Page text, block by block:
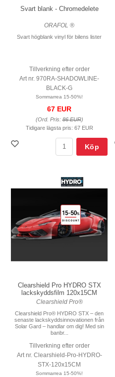
Svart blank - Chromedelete
ORAFOL ®
Svart högblank vinyl för bilens lister
Tillverkning efter order
Art nr. 970RA-SHADOWLINE-
BLACK-G
Sommarrea 15-50%!
67 EUR
(Ord. Pris:86 EUR)
Tidigare lägsta pris: 67 EUR
Köp
Clearshield Pro HYDRO STX
lackskyddsfilm 120x15CM
Clearshield Pro®
Clearshield Pro® HYDRO STX – den
senaste lackskyddsinnovationen från
Solar Gard – handlar om dig! Med sin
banbr...
Tillverkning efter order
Art nr. Clearshield-Pro-HYDRO-
STX-120x15CM
Sommarrea 15-50%!